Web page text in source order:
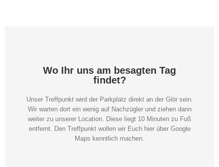
Wo Ihr uns am besagten Tag
findet?
Unser Treffpunkt wird der Parkplatz direkt an der Glör sein.
Wir warten dort ein wenig auf Nachzügler und ziehen dann
weiter zu unserer Location. Diese liegt 10 Minuten zu Fuß
entfernt. Den Treffpunkt wollen wir Euch hier über Google
Maps kenntlich machen.